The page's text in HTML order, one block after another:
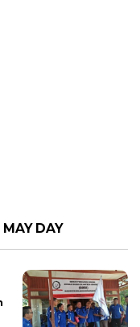
DAY